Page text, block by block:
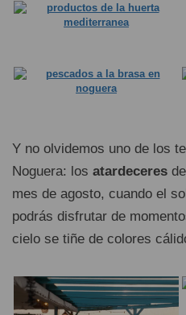
Y no olvidemos uno de los
Noguera: los atardeceres
mes de agosto, cuando el
podrás disfrutar de
cielo se tiñe de colores